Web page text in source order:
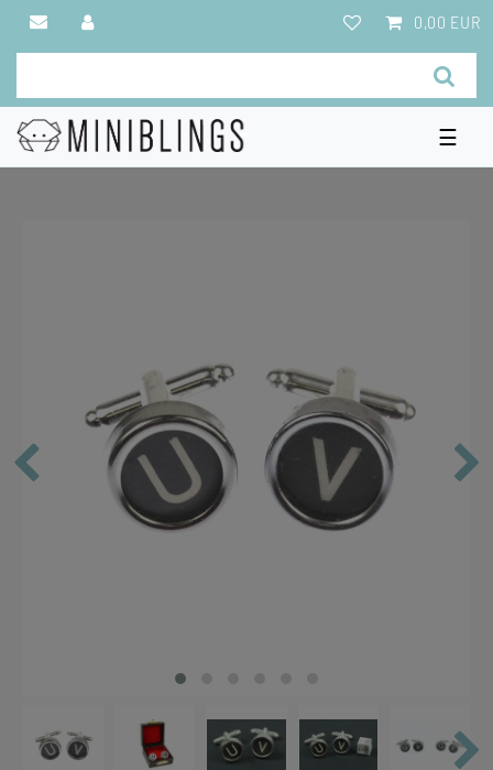
0,00 EUR
☰